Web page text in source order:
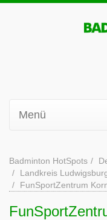
Menü
Badminton HotSpots
Landkreis
FunSportZentrum